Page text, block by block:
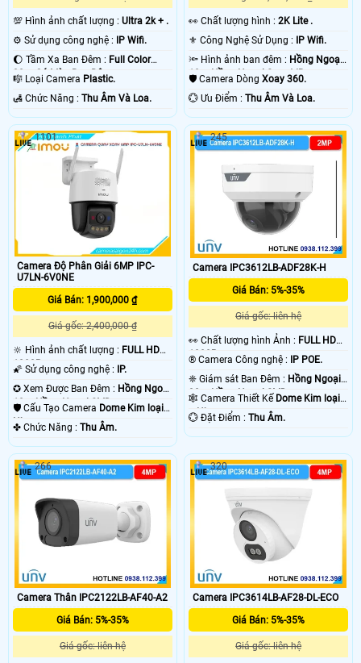
💯 Hình ảnh chất lượng : Ultra 2k + .
⚙ Sử dụng công nghệ : IP Wifi.
🌔 Tầm Xa Ban Đêm : Full Color
30m Có Màu Ban Ðêm.
🎼️ Loại Camera Plastic.
️🛃 Chức Năng : Thu Âm Và Loa.
️👀 Chất lượng hình :2K Lite .
⚜️ Công Nghệ Sử Dụng : IP Wifi.
🔦 Hình ảnh ban đêm : Hồng Ngoại
10m Hồng Ngoại Smart IR.
🛡 Camera DòngXoay 360.
️💮 Ưu Điểm :Thu Âm Và Loa.
Camera Độ Phân Giải 6MP IPC-
U7LN-6V0NE
Giá Bán: 1,900,000 ₫
Giá gốc: 2,400,000 ₫
🔆 Hình ảnh chất lượng : FULL HD
1080P .
🌠 Sử dụng công nghệ :
IP.
✪ Xem Được Ban Đêm : Hồng Ngoại
10m Hồng Ngoại SMD.
🛡 Cấu Tạo Camera Dome Kim loại +
Nhựa.
️✤ Chức Năng : Thu Âm.
1101
Camera IPC3612LB-ADF28K-H
Giá Bán: 5%-35%
Giá gốc: liên hệ
️👀 Chất lượng hình Ảnh : FULL HD
1080P .
®️ Camera Công nghệ : IP POE.
❈ Giám sát Ban Đêm : Hồng Ngoại
30m Hồng Ngoại SMD.
🕸️ Camera Thiết Kế Dome Kim loại
+ Nhựa.
️💮 Đặt Điểm :Thu Âm.
245
Camera Thân IPC2122LB-AF40-A2
Giá Bán: 5%-35%
Giá gốc: liên hệ
266
Camera IPC3614LB-AF28-DL-ECO
Giá Bán: 5%-35%
Giá gốc: liên hệ
320